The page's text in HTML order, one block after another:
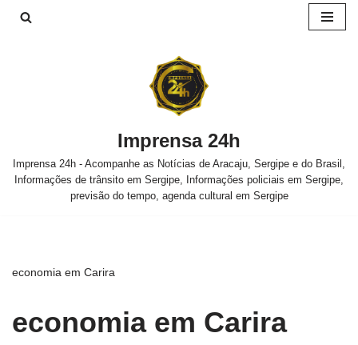
Imprensa 24h
Imprensa 24h - Acompanhe as Notícias de Aracaju, Sergipe e do Brasil,
Informações de trânsito em Sergipe, Informações policiais em Sergipe,
previsão do tempo, agenda cultural em Sergipe
economia em Carira
economia em Carira